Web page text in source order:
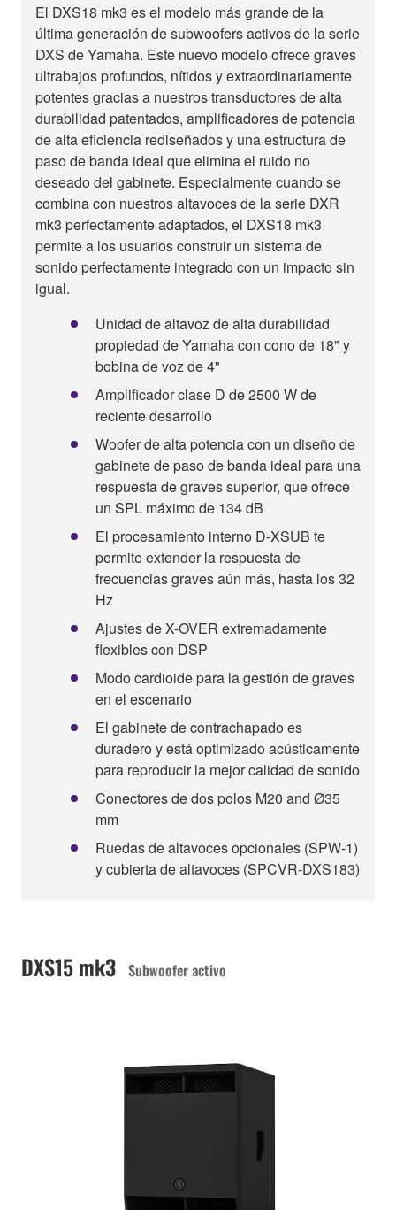
El DXS18 mk3 es el modelo más grande de la
última generación de subwoofers activos de la serie
DXS de Yamaha. Este nuevo modelo ofrece graves
ultrabajos profundos, nítidos y extraordinariamente
potentes gracias a nuestros transductores de alta
durabilidad patentados, amplificadores de potencia
de alta eficiencia rediseñados y una estructura de
paso de banda ideal que elimina el ruido no
deseado del gabinete. Especialmente cuando se
combina con nuestros altavoces de la serie DXR
mk3 perfectamente adaptados, el DXS18 mk3
permite a los usuarios construir un sistema de
sonido perfectamente integrado con un impacto sin
igual.
Unidad de altavoz de alta durabilidad
propiedad de Yamaha con cono de 18" y
bobina de voz de 4"
Amplificador clase D de 2500 W de
reciente desarrollo
Woofer de alta potencia con un diseño de
gabinete de paso de banda ideal para una
respuesta de graves superior, que ofrece
un SPL máximo de 134 dB
El procesamiento interno D-XSUB te
permite extender la respuesta de
frecuencias graves aún más, hasta los 32
Hz
Ajustes de X-OVER extremadamente
flexibles con DSP
Modo cardioide para la gestión de graves
en el escenario
El gabinete de contrachapado es
duradero y está optimizado acústicamente
para reproducir la mejor calidad de sonido
Conectores de dos polos M20 and Ø35
mm
Ruedas de altavoces opcionales (SPW-1)
y cubierta de altavoces (SPCVR-DXS183)
DXS15 mk3 Subwoofer activo